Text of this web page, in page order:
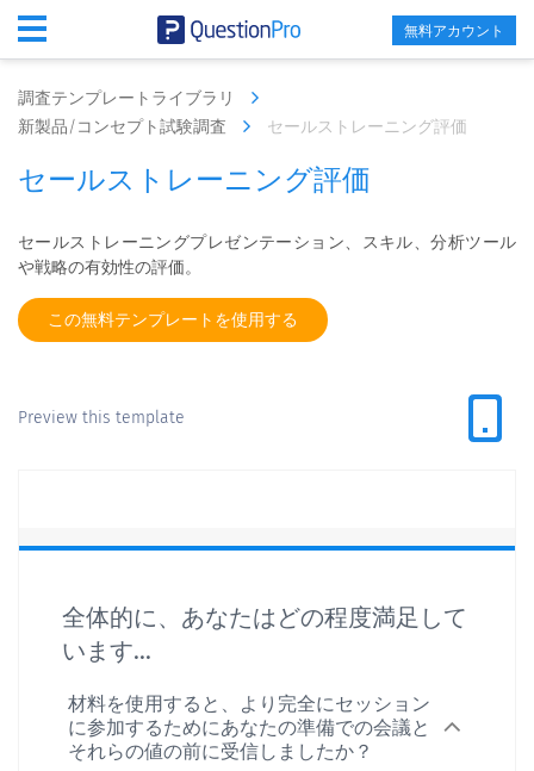
無料アカウント
調査テンプレートライブラリ
新製品/コンセプト試験調査
セールストレーニング評価
セールストレーニング評価
セールストレーニングプレゼンテーション、スキル、分析ツール
や戦略の有効性の評価。
この無料テンプレートを使用する
Preview this template